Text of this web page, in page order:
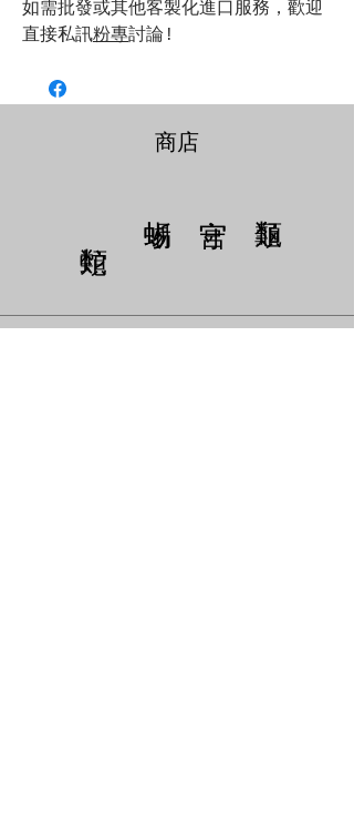
如需批發或其他客製化進口服務，歡迎
直接私訊粉專討論!
商店